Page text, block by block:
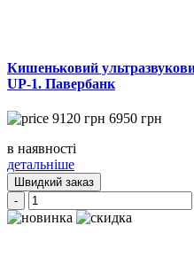
Кишеньковий
UP-1. Павербанк
9120 грн 6950 грн
в наявності
детальніше
Швидкий заказ
-